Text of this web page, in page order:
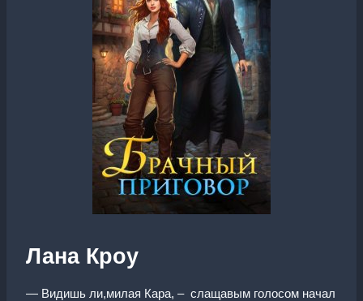
Лана Кроу
— Видишь ли,милая Кара, – слащавым голосом начал